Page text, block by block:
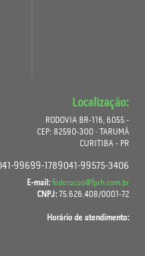
Localização:
RODOVIA BR-116, 6055 -
CEP: 82590-300 · TARUMÃ
CURITIBA - PR
99699-1789041-99575-3406
E-mail: federacao@fprh.com.br
CNPJ: 75.626.408/0001-72
Horário de atendimento: